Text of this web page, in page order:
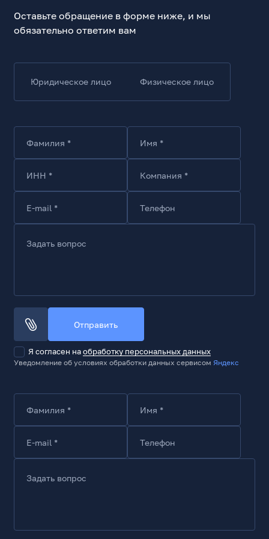
Максимальный формат материнской платы
ATX
Расположение материнской платы
вертикальное
Система охлаждения
Пылевой фильтр - верх
Установлен. Низ 120x120
Пылевой фильтр - низ
Пылевой фильтр - бок
Да
Возможность установки жидкостного охлаждения
Максимальная высота кулера для CPU, мм
175
Внутренние слоты 2.5 / 3.5
Оставьте обращение в форме ниже, и мы
обязательно ответим вам
Юридическое лицо Физическое лицо
Фамилия * Имя *
ИНН * Компания *
E-mail * Телефон
Задать вопрос
Отправить
Я согласен наобработку персональных данных
Уведомление об условиях обработки данных сервисомЯндекс
Фамилия * Имя *
E-mail * Телефон
Задать вопрос